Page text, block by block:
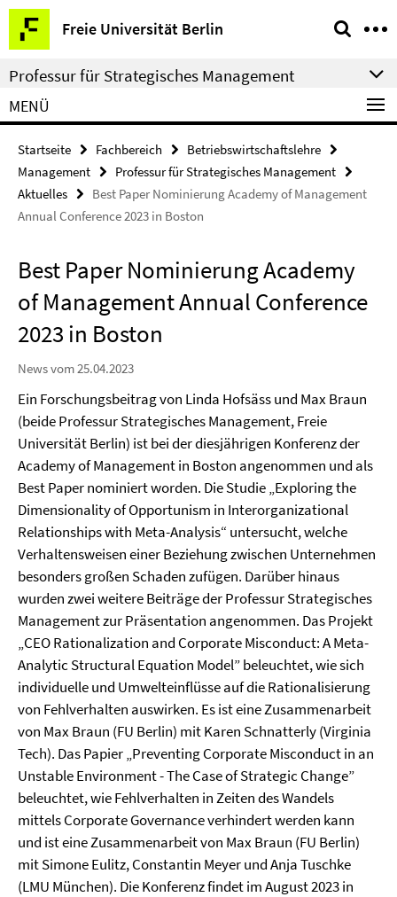
Springe
direkt
zu
Inhalt
Freie Universität Berlin
Service-
Navigation
Professur für Strategisches Management
MENÜ
Startseite Fachbereich
Betriebswirtschaftslehre
Management
Professur für Strategisches Management
Aktuelles
Best Paper Nominierung Academy of Management
Annual Conference 2023 in Boston
Best Paper Nominierung Academy
of Management Annual Conference
2023 in Boston
News vom 25.04.2023
Ein Forschungsbeitrag von Linda Hofsäss und Max Braun
(beide Professur Strategisches Management, Freie
Universität Berlin) ist bei der diesjährigen Konferenz der
Academy of Management in Boston angenommen und als
Best Paper nominiert worden. Die Studie „Exploring the
Dimensionality of Opportunism in Interorganizational
Relationships with Meta-Analysis“ untersucht, welche
Verhaltensweisen einer Beziehung zwischen Unternehmen
besonders großen Schaden zufügen. Darüber hinaus
wurden zwei weitere Beiträge der Professur Strategisches
Management zur Präsentation angenommen. Das Projekt
„CEO Rationalization and Corporate Misconduct: A Meta-
Analytic Structural Equation Model” beleuchtet, wie sich
individuelle und Umwelteinflüsse auf die Rationalisierung
von Fehlverhalten auswirken. Es ist eine Zusammenarbeit
von Max Braun (FU Berlin) mit Karen Schnatterly (Virginia
Tech). Das Papier „Preventing Corporate Misconduct in an
Unstable Environment - The Case of Strategic Change”
beleuchtet, wie Fehlverhalten in Zeiten des Wandels
mittels Corporate Governance verhindert werden kann
und ist eine Zusammenarbeit von Max Braun (FU Berlin)
mit Simone Eulitz, Constantin Meyer und Anja Tuschke
(LMU München). Die Konferenz findet im August 2023 in